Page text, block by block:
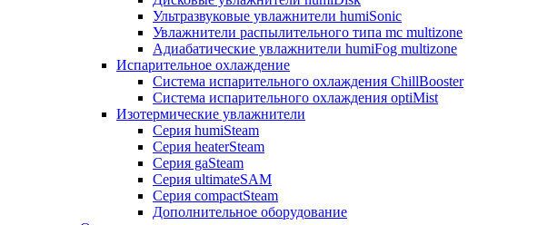
Ультразвуковые увлажнители humiSonic
Увлажнители распылительного типа mc multizone
Адиабатические увлажнители humiFog multizone
Испарительное охлаждение
Система испарительного охлаждения ChillBooster
Система испарительного охлаждения optiMist
Изотермические увлажнители
Серия humiSteam
Серия heaterSteam
Серия gaSteam
Серия ultimateSAM
Серия compactSteam
Дополнительное оборудование